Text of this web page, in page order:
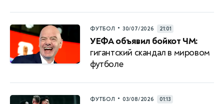
ФУТБОЛ • 30/07/2026 21:01
УЕФА объявил бойкот ЧМ:
гигантский скандал в мировом
футболе
ФУТБОЛ • 03/08/2026 01:13